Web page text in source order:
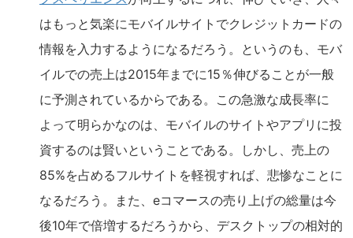
はもっと気楽にモバイルサイトでクレジットカードの
情報を入力するようになるだろう。というのも、モバ
イルでの売上は2015年までに15％伸びることが一般
に予測されているからである。この急激な成長率に
よって明らかなのは、モバイルのサイトやアプリに投
資するのは賢いということである。しかし、売上の
85%を占めるフルサイトを軽視すれば、悲惨なことに
なるだろう。また、eコマースの売り上げの総量は今
後10年で倍増するだろうから、デスクトップの相対的